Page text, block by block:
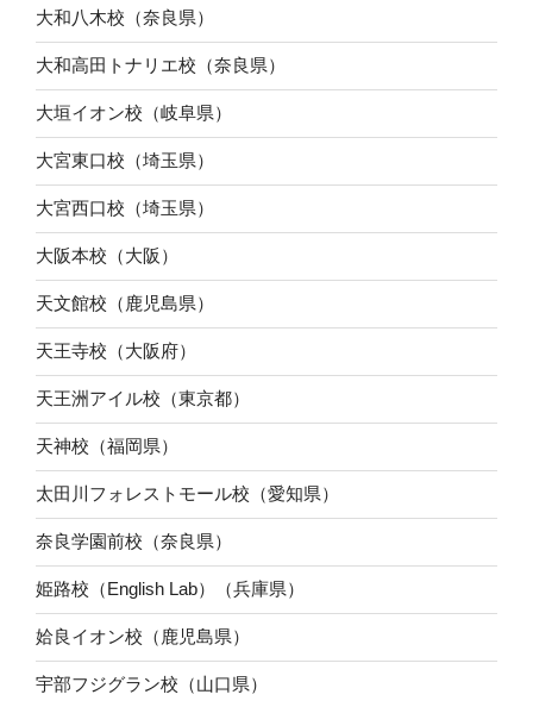
大和八木校（奈良県）
大和高田トナリエ校（奈良県）
大垣イオン校（岐阜県）
大宮東口校（埼玉県）
大宮西口校（埼玉県）
大阪本校（大阪）
天文館校（鹿児島県）
天王寺校（大阪府）
天王洲アイル校（東京都）
天神校（福岡県）
太田川フォレストモール校（愛知県）
奈良学園前校（奈良県）
姫路校（English Lab）（兵庫県）
姶良イオン校（鹿児島県）
宇部フジグラン校（山口県）